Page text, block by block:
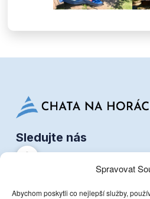
Spravovat
Abychom poskytli co nejlepší služby,
Sledujte nás
GDPR